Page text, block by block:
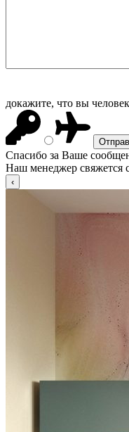
докажите, что вы
Спасибо за Ваше
Наш менеджер свяжется